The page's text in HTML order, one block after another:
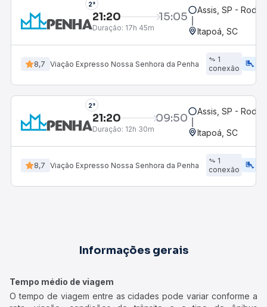
2°
21:20 15:05
Duração: 17h 45m
Assis, SP -
Itapoá, SC
8,7 Viação Expresso Nossa Senhora da Penha
1
conexão
airline_seat_legroom_extra
2°
21:20 09:50
Duração: 12h 30m
Assis, SP -
Itapoá, SC
8,7 Viação Expresso Nossa Senhora da Penha
1
conexão
airline_seat_legroom_extra
Informações gerais
Tempo médio de viagem
O tempo de viagem entre as cidades pode variar conforme a